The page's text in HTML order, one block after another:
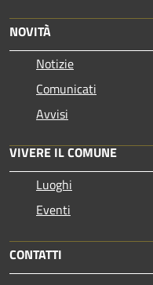
NOVITÀ
Notizie
Comunicati
Avvisi
VIVERE IL COMUNE
Luoghi
Eventi
CONTATTI